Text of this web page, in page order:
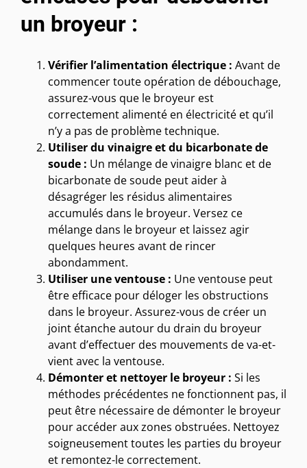
un broyeur :
Vérifier l’alimentation électrique : Avant de
commencer toute opération de débouchage,
assurez-vous que le broyeur est
correctement alimenté en électricité et qu’il
n’y a pas de problème technique.
Utiliser du vinaigre et du bicarbonate de
soude : Un mélange de vinaigre blanc et de
bicarbonate de soude peut aider à
désagréger les résidus alimentaires
accumulés dans le broyeur. Versez ce
mélange dans le broyeur et laissez agir
quelques heures avant de rincer
abondamment.
Utiliser une ventouse : Une ventouse peut
être efficace pour déloger les obstructions
dans le broyeur. Assurez-vous de créer un
joint étanche autour du drain du broyeur
avant d’effectuer des mouvements de va-et-
vient avec la ventouse.
Démonter et nettoyer le broyeur : Si les
méthodes précédentes ne fonctionnent pas, il
peut être nécessaire de démonter le broyeur
pour accéder aux zones obstruées. Nettoyez
soigneusement toutes les parties du broyeur
et remontez-le correctement.